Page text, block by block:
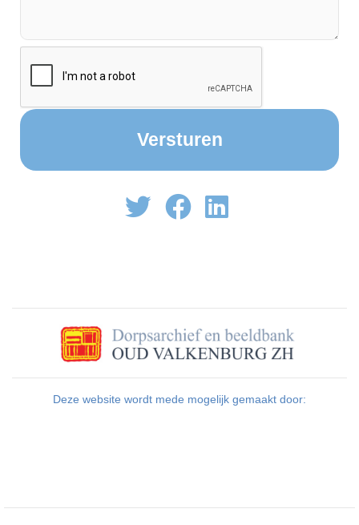
Deze website wordt mede mogelijk gemaakt door: